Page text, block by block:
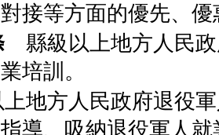
接等方面的優先、
縣級以上地方人民
培訓。
地方人民政府退役
導、吸納退役軍人